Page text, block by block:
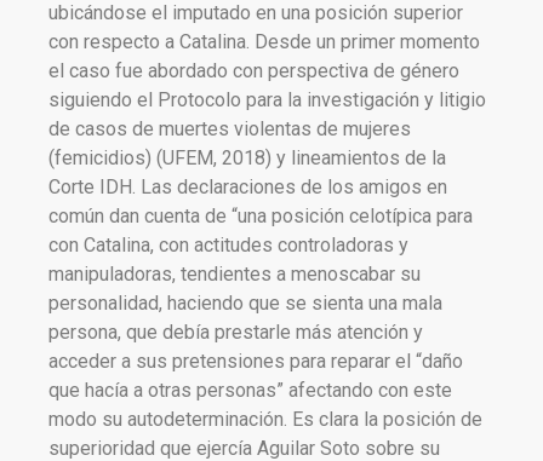
ubicándose el imputado en una posición superior
con respecto a Catalina. Desde un primer momento
el caso fue abordado con perspectiva de género
siguiendo el Protocolo para la investigación y litigio
de casos de muertes violentas de mujeres
(femicidios) (UFEM, 2018) y lineamientos de la
Corte IDH. Las declaraciones de los amigos en
común dan cuenta de “una posición celotípica para
con Catalina, con actitudes controladoras y
manipuladoras, tendientes a menoscabar su
personalidad, haciendo que se sienta una mala
persona, que debía prestarle más atención y
acceder a sus pretensiones para reparar el “daño
que hacía a otras personas” afectando con este
modo su autodeterminación. Es clara la posición de
superioridad que ejercía Aguilar Soto sobre su